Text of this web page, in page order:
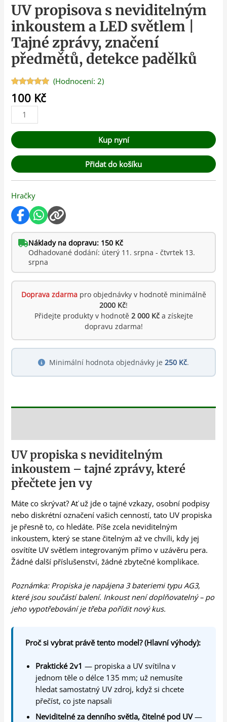
UV propisova s neviditelným
inkoustem a LED světlem |
Tajné zprávy, značení
předmětů, detekce padělků
Hodnoceno
5.00z 5 na
základě
hodnocení
zákazníků
(Hodnocení: 2)
100 Kč
Kup nyní
Přidat do košíku
Hračky
Náklady na dopravu: 150 Kč
Odhadované dodání: úterý 11. srpna - čtvrtek 13.
srpna
Doprava zdarmapro objednávky v hodnotě minimálně
2000 Kč!
Přidejte produkty v hodnotě 2 000 Kča získejte
dopravu zdarma!
Minimální hodnota objednávky je 250 Kč.
UV propiska s neviditelným
inkoustem – tajné zprávy, které
přečtete jen vy
Máte co skrývat? Ať už jde o tajné vzkazy, osobní podpisy
nebo diskrétní označení vašich cenností, tato UV propiska
je přesně to, co hledáte. Píše zcela neviditelným
inkoustem, který se stane čitelným až ve chvíli, kdy jej
osvítíte UV světlem integrovaným přímo v uzávěru pera.
Žádné další příslušenství, žádné zbytečné komplikace.
Poznámka: Propiska je napájena 3 bateriemi typu AG3,
které jsou součástí balení. Inkoust není doplňovatelný – po
jeho vypotřebování je třeba pořídit nový kus.
Proč si vybrat právě tento model? (Hlavní výhody):
Praktické 2v1 — propiska a UV svítilna v
jednom těle o délce 135 mm; už nemusíte
hledat samostatný UV zdroj, když si chcete
přečíst, co jste napsali
Neviditelné za denního světla, čitelné pod UV—